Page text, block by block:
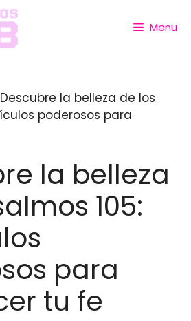
Menu
Descubre la belleza de los
poderosos para
la belleza
105:
para
tu fe